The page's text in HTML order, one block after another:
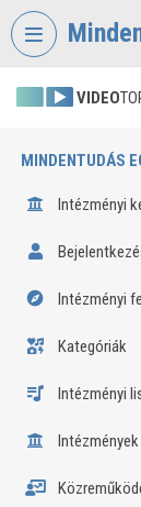
Fejléc kihagyása
VIDEO
MINDENTUDÁS
Intézményi
Intézményi
Kategóriák
Intézményi
Intézmények